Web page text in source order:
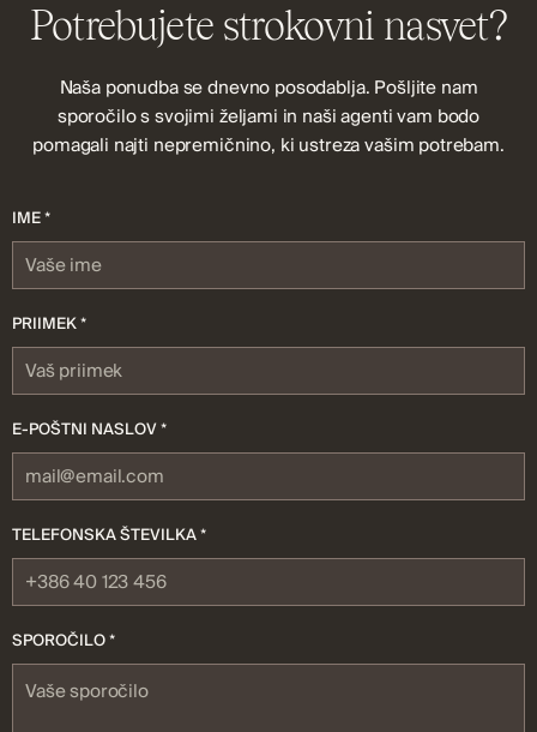
Potrebujete strokovni nasvet?
Naša ponudba se dnevno posodablja. Pošljite nam
sporočilo s svojimi željami in naši agenti vam bodo
pomagali najti nepremičnino, ki ustreza vašim potrebam.
IME *
PRIIMEK *
E-POŠTNI NASLOV *
TELEFONSKA ŠTEVILKA *
SPOROČILO *